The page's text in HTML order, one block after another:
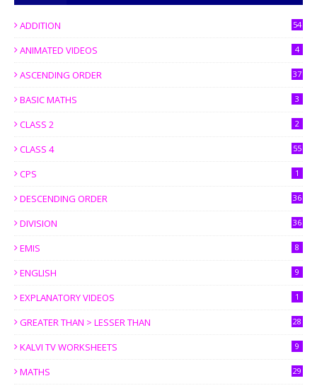
ADDITION 54
ANIMATED VIDEOS 4
ASCENDING ORDER 37
BASIC MATHS 3
CLASS 2 2
CLASS 4 55
CPS 1
DESCENDING ORDER 36
DIVISION 36
EMIS 8
ENGLISH 9
EXPLANATORY VIDEOS 1
GREATER THAN > LESSER THAN 28
KALVI TV WORKSHEETS 9
MATHS 29